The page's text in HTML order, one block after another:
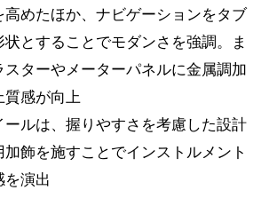
高めたほか、ナビゲーションをタブ
とすることでモダンさを強調。ま
ターやメーターパネルに金属調加
感が向上
ールは、握りやすさを考慮した設計
加飾を施すことでインストルメント
を演出